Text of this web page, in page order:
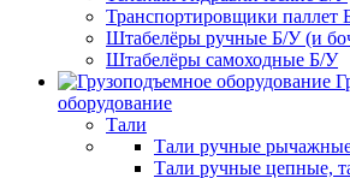
Транспортировщики паллет
Штабелёры ручные Б/У (и
Штабелёры самоходные Б/У
оборудование
Тали
Тали ручные
Тали ручные цепные,